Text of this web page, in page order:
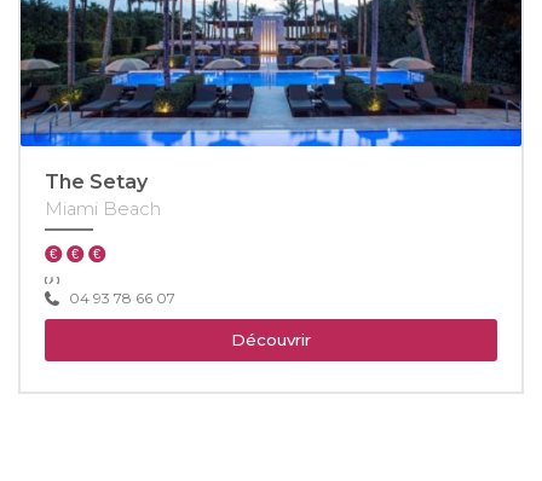
The Setay
Miami Beach
04 93 78 66 07
Découvrir